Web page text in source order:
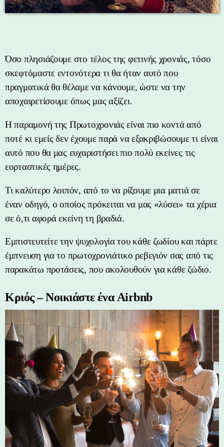
Όσο πλησιάζουμε στο τέλος της φετινής χρονιάς, τόσο
σκεφτόμαστε εντονότερα τι θα ήταν αυτό που
πραγματικά θα θέλαμε να κάνουμε, ώστε να την
αποχαιρετίσουμε όπως μας αξίζει.
H παραμονή της Πρωτοχρονιάς είναι πιο κοντά από
ποτέ κι εμείς δεν έχουμε παρά να εξακριβώσουμε τι είναι
αυτό που θα μας ευχαριστήσει πιο πολύ εκείνες τις
εορταστικές ημέρες.
Τι καλύτερο λοιπόν, από το να ρίξουμε μια ματιά σε
έναν οδηγό, ο οποίος πρόκειται να μας «λύσει» τα χέρια
σε ό,τι αφορά εκείνη τη βραδιά.
Εμπιστευτείτε την ψυχολογία του κάθε ζωδίου και πάρτε
έμπνευση για το πρωτοχρονιάτικο ρεβεγιόν σας από τις
παρακάτω προτάσεις, που ακολουθούν για κάθε ζώδιο.
Κριός – Νοικιάστε ένα Airbnb